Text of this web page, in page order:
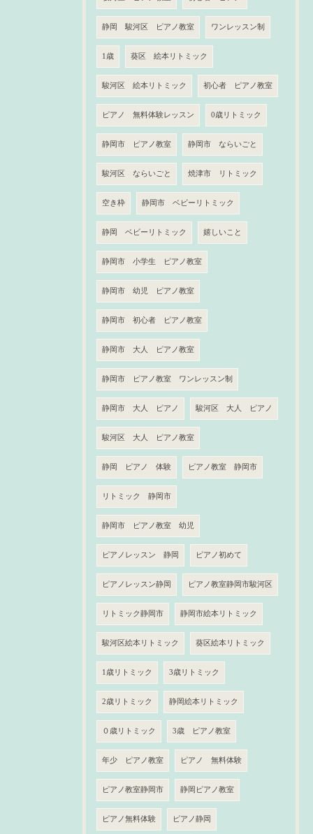
静岡 駿河区 ピアノ教室 ワンレッスン制
1歳 葵区 絵本リトミック
駿河区 絵本リトミック 初心者 ピアノ教室
ピアノ 無料体験レッスン 0歳リトミック
静岡市 ピアノ教室 静岡市 ならいごと
駿河区 ならいごと 焼津市 リトミック
空き枠 静岡市 ベビーリトミック
静岡 ベビーリトミック 嬉しいこと
静岡市 小学生 ピアノ教室
静岡市 幼児 ピアノ教室
静岡市 初心者 ピアノ教室
静岡市 大人 ピアノ教室
静岡市 ピアノ教室 ワンレッスン制
静岡市 大人 ピアノ 駿河区 大人 ピアノ
駿河区 大人 ピアノ教室
静岡 ピアノ 体験 ピアノ教室 静岡市
リトミック 静岡市
静岡市 ピアノ教室 幼児
ピアノレッスン 静岡 ピアノ初めて
ピアノレッスン静岡 ピアノ教室静岡市駿河区
リトミック静岡市 静岡市絵本リトミック
駿河区絵本リトミック 葵区絵本リトミック
1歳リトミック 3歳リトミック
2歳リトミック 静岡絵本リトミック
０歳リトミック 3歳 ピアノ教室
年少 ピアノ教室 ピアノ 無料体験
ピアノ教室静岡市 静岡ピアノ教室
ピアノ無料体験 ピアノ静岡